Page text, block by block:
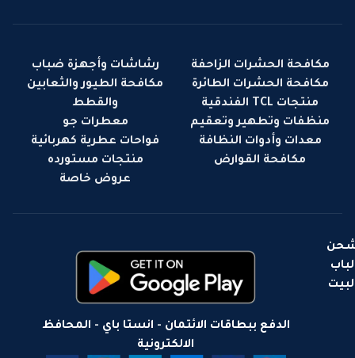
مكافحة الحشرات الزاحفة
مكافحة الحشرات الطائرة
منتجات TCL الفندقية
منظفات وتطهير وتعقيم
معدات وأدوات النظافة
مكافحة القوارض
رشاشات وأجهزة ضباب
مكافحة الطيور والثعابين
والقطط
معطرات جو
فواحات عطرية كهربائية
منتجات مستورده
عروض خاصة
لباب
الدفع ببطاقات الائتمان - انستا باي - المحافظ
الالكترونية